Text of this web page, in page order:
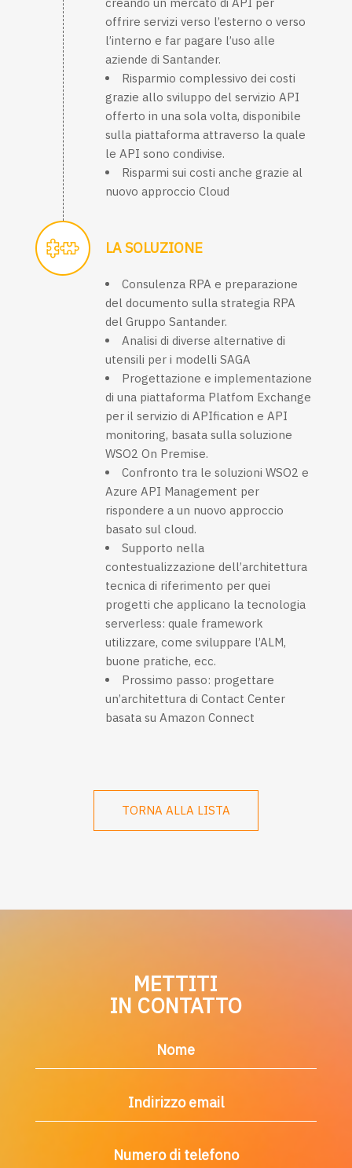
offrire servizi verso l’esterno o verso
l’interno e far pagare l’uso alle
aziende di Santander.
Risparmio complessivo dei costi
grazie allo sviluppo del servizio API
offerto in una sola volta, disponibile
sulla piattaforma attraverso la quale
le API sono condivise.
Risparmi sui costi anche grazie al
nuovo approccio Cloud
LA SOLUZIONE
Consulenza RPA e preparazione
del documento sulla strategia RPA
del Gruppo Santander.
Analisi di diverse alternative di
utensili per i modelli SAGA
Progettazione e implementazione
di una piattaforma Platfom Exchange
per il servizio di APIfication e API
monitoring, basata sulla soluzione
WSO2 On Premise.
Confronto tra le soluzioni WSO2 e
Azure API Management per
rispondere a un nuovo approccio
basato sul cloud.
Supporto nella
contestualizzazione dell’architettura
tecnica di riferimento per quei
progetti che applicano la tecnologia
serverless: quale framework
utilizzare, come sviluppare l’ALM,
buone pratiche, ecc.
Prossimo passo: progettare
un’architettura di Contact Center
basata su Amazon Connect
TORNA ALLA LISTA
METTITI
IN CONTATTO
Nome
Indirizzo email
Numero di telefono